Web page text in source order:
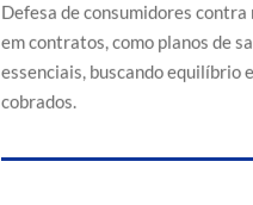
Defesa de consumidores
em contratos, como planos de
essenciais, buscando equilíbrio
cobrados.
serviços essenciais,
justiça nos valores